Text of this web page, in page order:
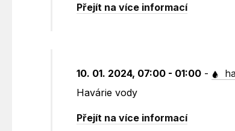
Přejít na více informací
10. 01. 2024, 07:00 - 01:00 -
Havárie vody
Přejít na více informací